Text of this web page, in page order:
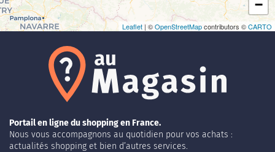
−
Leaflet | ©OpenStreetMapcontributors ©CARTO
Portail en ligne du shopping en France.
Nous vous accompagnons au quotidien pour vos achats :
actualités shopping et bien d’autres services.